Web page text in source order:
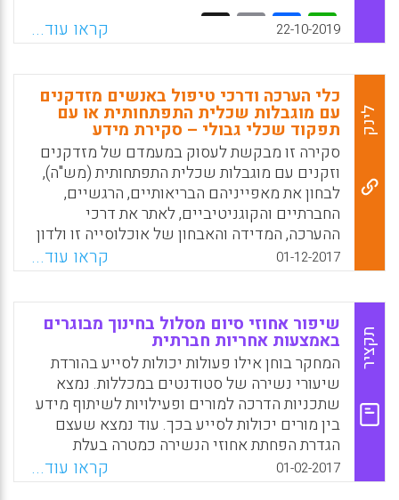
WhatsApp
Facebook
Email 22-10-2019 קראו עוד...
לינק
כלי הערכה ודרכי טיפול באנשים מזדקנים
עם מוגבלות שכלית התפתחותית או עם
תפקוד שכלי גבולי – סקירת מידע
סקירה זו מבקשת לעסוק במעמדם של מזדקנים
וזקנים עם מוגבלות שכלית התפתחותית (מש"ה),
לבחון את מאפייניהם הבריאותיים, הרגשיים,
החברתיים והקוגניטיביים, לאתר את דרכי
ההערכה, המדידה והאבחון של אוכלוסייה זו ולדון
בצרכיה השונים. מטרתה היא ליצור מסד
מבוסס-ראיות לאיתור אוכלוסייה זו ולבחון דרכי
תמיכה וטיפול מגוונות, הנותנות מענה לצרכים
ולמאפיינים המיוחדים שלה. נקודת המוצא
התאורטית של סקירה זו משלבת בין הגישה
ההומניסטית ובין הגישה החברתית למוגבלות
לצורך איתור, הערכה וטיפול באוכלוסייה
זו.הסקירה כוללת ידע מחקרי לצד ניסיון קליני
ומעשי מישראל וממדינות נוספות, במיוחד ארה״ב,
אנגליה, אוסטרליה ואירלנד. בחינת סלי השירותים
השונים המיועדים לאוכלוסייה זו, מיהותם של
הגופים הממשלתיים והחוץ-ממשלתיים
01-12-2017 קראו עוד...
תקציר
שיפור אחוזי סיום מסלול בחינוך מבוגרים
באמצעות אחריות חברתית
המחקר בוחן אילו פעולות יכולות לסייע בהורדת
שיעורי נשירה של סטודנטים במכללות. נמצא
שתכניות הדרכה למורים ופעילויות לשיתוף מידע
בין מורים יכולות לסייע בכך. עוד נמצא שעצם
הגדרת הפחתת אחוזי הנשירה כמטרה בעלת
חשיבות עליונה על ידי המורים והמכללות סייעה
בהשגת המטרה.
01-02-2017 קראו עוד...